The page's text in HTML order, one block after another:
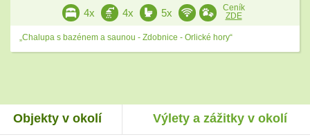
4x 4x 5x
Ceník
ZDE
„Chalupa s bazénem a saunou - Zdobnice - Orlické hory“
Objekty v okolí Výlety a zážitky v okolí